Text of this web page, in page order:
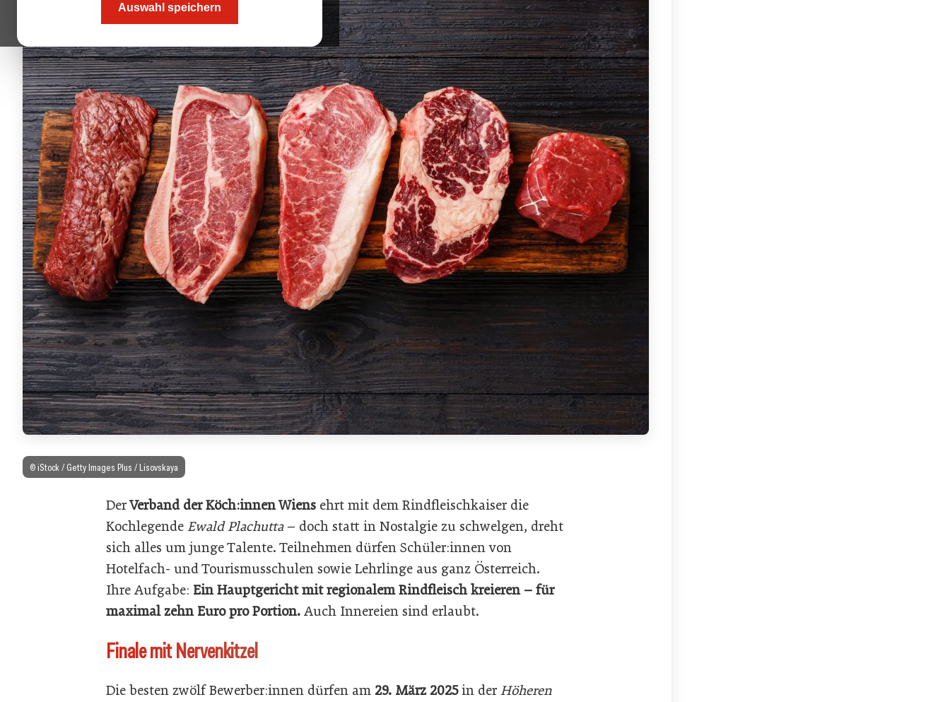
Auswahl speichern
© iStock / Getty Images Plus / Lisovskaya
DerVerband der Köch:innen Wiens ehrt mit dem Rindfleischkaiser die
Kochlegende Ewald Plachutta– doch statt in Nostalgie zu schwelgen, dreht
sich alles um junge Talente. Teilnehmen dürfen Schüler:innen von
Hotelfach- und Tourismusschulen sowie Lehrlinge aus ganz Österreich.
Ihre Aufgabe: Ein Hauptgericht mit regionalem Rindfleisch kreieren – für
maximal zehn Euro pro Portion. Auch Innereien sind erlaubt.
Finale mit Nervenkitzel
Die besten zwölf Bewerber:innen dürfen am 29. März 2025in der Höheren